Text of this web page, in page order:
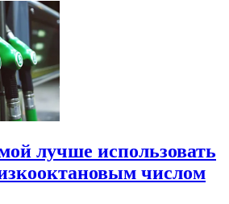
лучше использовать
числом